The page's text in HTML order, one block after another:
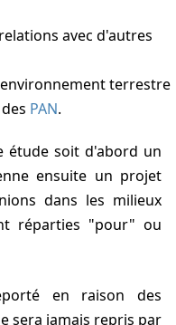
avec d'autres
terrestre
PAN.
ensuite un projet
dans les milieux
réparties "pour" ou
sera jamais repris par